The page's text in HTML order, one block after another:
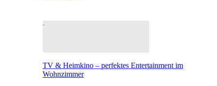
TV & Heimkino – perfektes Entertainment im
Wohnzimmer